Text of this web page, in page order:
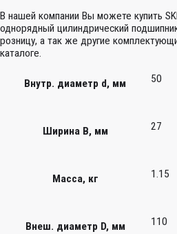
В нашей компании Вы можете купить
однорядный цилиндрический
розницу, а так же другие
каталоге.
Внутр. диаметр d, мм 50
Ширина B, мм 27
Масса, кг 1.15
Внеш. диаметр D, мм 110